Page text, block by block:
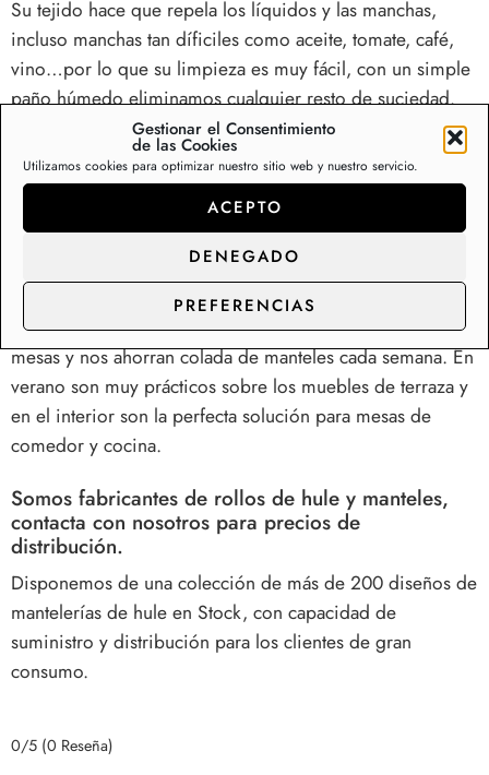
Gestionar el Consentimiento
de las Cookies
Utilizamos cookies para optimizar nuestro sitio web y nuestro servicio.
ACEPTO
DENEGADO
PREFERENCIAS
Su tejido hace que repela los líquidos y las manchas,
incluso manchas tan díficiles como aceite, tomate, café,
vino…por lo que su limpieza es muy fácil, con un simple
paño húmedo eliminamos cualquier resto de suciedad.
Alta calidad en mantelerías textil antimanchas.
Los manteles antimanchas son tan populares porque son
muy prácticos: se pueden limpiar fácilmente con un paño
húmedo, son ideales para terrazas, se pueden usar como
manta de picnic y también de mantel de cumpleaños.
Son muy prácticos para la vida diaria, protegen nuestras
mesas y nos ahorran colada de manteles cada semana. En
verano son muy prácticos sobre los muebles de terraza y
en el interior son la perfecta solución para mesas de
comedor y cocina.
Somos fabricantes de rollos de hule y manteles,
contacta con nosotros para precios de
distribución.
Disponemos de una colección de más de 200 diseños de
mantelerías de hule en Stock, con capacidad de
suministro y distribución para los clientes de gran
consumo.
0/5 (0 Reseña)